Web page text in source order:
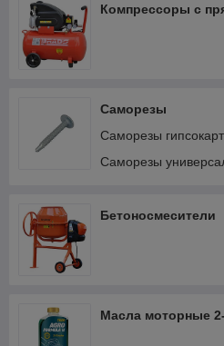
Компрессоры с
Саморезы
Саморезы
Саморезы
Бетоносмесители
Масла моторные